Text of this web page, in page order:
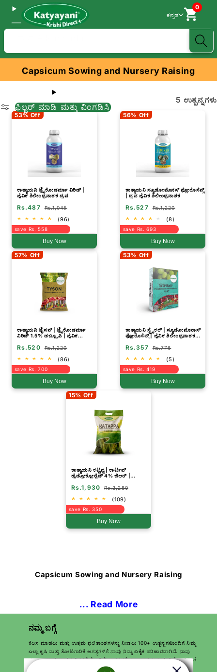
ಕನ್ನಡ
0
Capsicum Sowing and Nursery Raising
ಫಿಲ್ಟರ್ ಮಾಡಿ ಮತ್ತು ವಿಂಗಡಿಸಿ
5 ಉತ್ಪನ್ನಗಳು
53% Off
ಕಾತ್ಯಾಯನಿ ಟ್ರೈಕೋಡರ್ಮಾ ವಿರಿಡ್ |
ಜೈವಿಕ ಶಿಲೀಂಧ್ರನಾಶಕ ದ್ರವ
Rs.487 Rs.1,045
(96)
save Rs. 558
Buy Now
56% Off
ಕಾತ್ಯಾಯನಿ ಸ್ಯೂಡೋಮೊನಸ್ ಫ್ಲೋರೊಸೆನ್ಸ್
| ದ್ರವ ಜೈವಿಕ ಶಿಲೀಂಧ್ರನಾಶಕ
Rs.527 Rs.1,220
(8)
save Rs. 693
Buy Now
57% Off
ಕಾತ್ಯಾಯನಿ ಟೈಸನ್ | ಟ್ರೈಕೋಡರ್ಮಾ
ವಿರಿಡ್ 1.5% ಡಬ್ಲ್ಯೂಪಿ | ಜೈವಿಕ
Rs.520 Rs.1,220
(86)
save Rs. 700
Buy Now
53% Off
ಕಾತ್ಯಾಯನಿ ಸ್ಟ್ರೈಕರ್ | ಸ್ಯೂಡೋಮೊನಾಸ್
ಫ್ಲೋರೊಸೆನ್ಸ್ | ಜೈವಿಕ ಶಿಲೀಂಧ್ರನಾಶಕ
Rs.357 Rs.776
(5)
save Rs. 419
Buy Now
15% Off
ಕಾತ್ಯಾಯನಿ ಕಟ್ಟಪ್ಪ | ಕಾರ್ಟಪ್
ಹೈಡ್ರೋಕ್ಲೋರೈಡ್ 4% ಜಿಆರ್ |
Rs.1,930 Rs.2,280
(109)
save Rs. 350
Buy Now
Capsicum Sowing and Nursery Raising
... Read More
ನಮ್ಮ ಬಗ್ಗೆ
ಕೆಲಸ ಮಾಡಲು ಮತ್ತು ಉತ್ತಮ ಫಲಿತಾಂಶಗಳನ್ನು ನೀಡಲು 100+ ಉತ್ಪನ್ನಗಳೊಂದಿಗೆ ನಿಮ್ಮ
ಎಲ್ಲಾ ಕೃಷಿ ಮತ್ತು ತೋಟಗಾರಿಕೆ ಅಗತ್ಯಗಳಿಗೆ ನಾವು ನಿಮ್ಮ ಏಕೈಕ ಪರಿಹಾರವಾಗಿದೆ. ನಾವು
ಸಂಪೂರ್ಣವಾಗಿ ಉಚಿತ ವಿತರಣೆಯೊಂದಿಗೆ ಭಾರತದಲ್ಲಿನ ಎಲ್ಲಾ ಪ್ರಮುಖ ಪಿನ್ ಕೋಡ್‌ಗಳಿಗೆ
ಉತ್ಪನ್ನಗಳನ್ನು ತಲುಪಿಸುತ್ತೇವೆ. ನಿಮಗೆ ಉತ್ತಮ ಪರಿಹಾರಗಳನ್ನು ನೀಡಲು ನಮ್ಮ ತಜ್ಞ ಕೃಷಿ